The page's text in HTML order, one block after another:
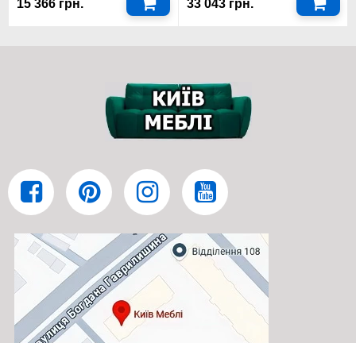
15 366 грн. 33 043 грн.